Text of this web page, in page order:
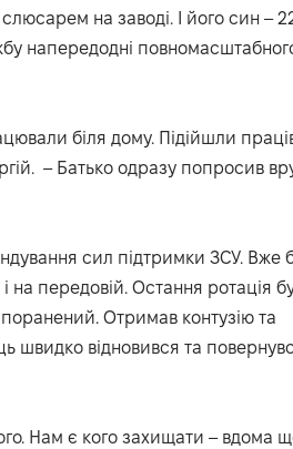
на заводі. І його син –
напередодні
біля дому. Підійшли
– Батько одразу попросив
сил підтримки ЗСУ. Вже
на передовій. Остання ротація
Отримав контузію та
швидко відновився та
Нам є кого захищати – вдома